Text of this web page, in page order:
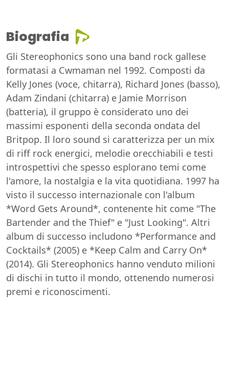
Biografia
Gli Stereophonics sono una band rock gallese
formatasi a Cwmaman nel 1992. Composti da
Kelly Jones (voce, chitarra), Richard Jones (basso),
Adam Zindani (chitarra) e Jamie Morrison
(batteria), il gruppo è considerato uno dei
massimi esponenti della seconda ondata del
Britpop. Il loro sound si caratterizza per un mix
di riff rock energici, melodie orecchiabili e testi
introspettivi che spesso esplorano temi come
l'amore, la nostalgia e la vita quotidiana. 1997 ha
visto il successo internazionale con l'album
*Word Gets Around*, contenente hit come "The
Bartender and the Thief" e "Just Looking". Altri
album di successo includono *Performance and
Cocktails* (2005) e *Keep Calm and Carry On*
(2014). Gli Stereophonics hanno venduto milioni
di dischi in tutto il mondo, ottenendo numerosi
premi e riconoscimenti.